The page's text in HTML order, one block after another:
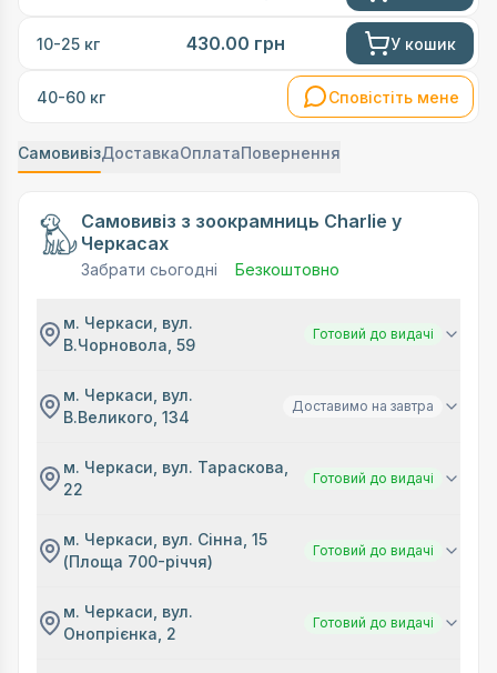
10-25 кг 430.00 грн У кошик
40-60 кг Сповістіть мене
СамовивізДоставкаОплатаПовернення
Самовивіз з зоокрамниць Charlie у
Черкасах
Забрати сьогодні Безкоштовно
м. Черкаси, вул.
В.Чорновола, 59
Готовий до видачі
м. Черкаси, вул.
В.Великого, 134
Доставимо на завтра
м. Черкаси, вул. Тараскова,
22
Готовий до видачі
м. Черкаси, вул. Сінна, 15
(Площа 700-річчя)
Готовий до видачі
м. Черкаси, вул.
Онопрієнка, 2
Готовий до видачі